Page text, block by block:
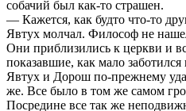
собачий был как-то страшен.
— Кажется, как будто что-то
Явтух молчал. Философ не
Они приблизились к церкви и
показавшие, как мало
Явтух и Дорош по-прежнему
же. Все было в том же самом
Посредине все так же